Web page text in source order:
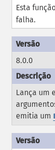
Esta
falha.
8.0.0
Lança um
emitia um